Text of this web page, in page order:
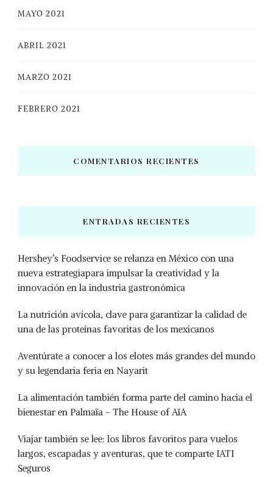
MAYO 2021
ABRIL 2021
MARZO 2021
FEBRERO 2021
COMENTARIOS RECIENTES
ENTRADAS RECIENTES
Hershey’s Foodservice se relanza en México con una
nueva estrategiapara impulsar la creatividad y la
innovación en la industria gastronómica
La nutrición avícola, clave para garantizar la calidad de
una de las proteínas favoritas de los mexicanos
Aventúrate a conocer a los elotes más grandes del mundo
y su legendaria feria en Nayarit
La alimentación también forma parte del camino hacia el
bienestar en Palmaïa – The House of AïA
Viajar también se lee: los libros favoritos para vuelos
largos, escapadas y aventuras, que te comparte IATI
Seguros